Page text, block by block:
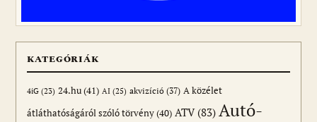
KATEGÓRIÁK
4iG (23) 24.hu(41) AI (25) akvizíció (37) A közélet
átláthatóságáról szóló törvény(40) ATV(83) Autó-